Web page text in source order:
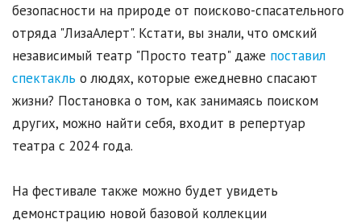
безопасности на природе от поисково-спасательного
отряда "ЛизаАлерт". Кстати, вы знали, что омский
независимый театр "Просто театр" даже поставил
спектакль о людях, которые ежедневно спасают
жизни? Постановка о том, как занимаясь поиском
других, можно найти себя, входит в репертуар
театра с 2024 года.
На фестивале также можно будет увидеть
демонстрацию новой базовой коллекции